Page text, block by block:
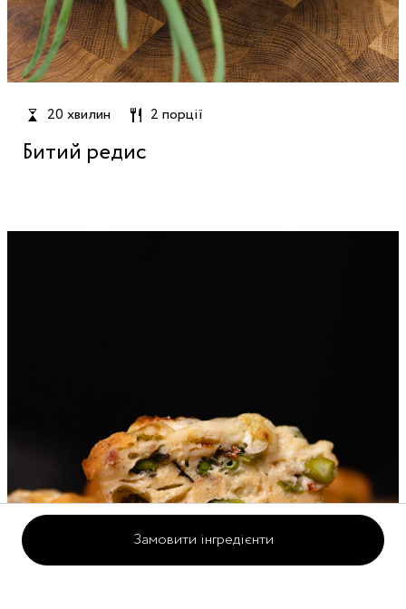
Замовити інгредієнти
20 хвилин 2 порції
Битий редис